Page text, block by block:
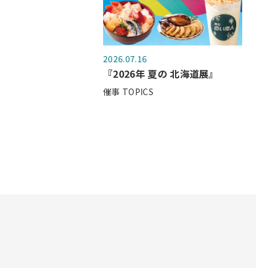
2026.07.16
『2026年 夏の 北海道展』
催事 TOPICS